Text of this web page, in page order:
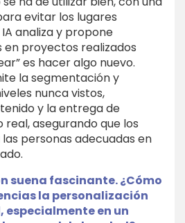
evitar los lugares
analiza y propone
en proyectos realizados
es hacer algo nuevo.
la segmentación y
nunca vistos,
y la entrega de
asegurando que los
personas adecuadas en
suena fascinante. ¿Cómo
la personalización
en un